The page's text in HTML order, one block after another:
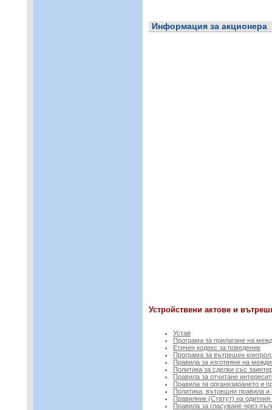
Информация за акционера
Устройствени актове и
Устав
Програма за прилагане на
Етичен кодекс за поведение
Програма за вътрешен
Правила за изготвяне на
Политика за сделки със
Правила за отчитане
Правила за организирането и
Политика, вътрешни правила и
Правилник (Статут) на одитния
Правила за гласуване чрез